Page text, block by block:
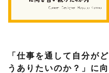
「仕事を通して自分がど
うありたいのか？」に向